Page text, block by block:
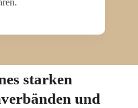
starken
und